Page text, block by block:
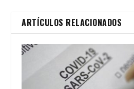
ARTÍCULOS RELACIONADOS